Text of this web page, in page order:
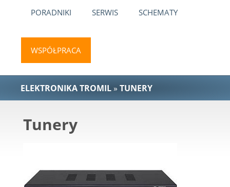
PORADNIKI SERWIS SCHEMATY
WSPÓŁPRACA
ELEKTRONIKA TROMIL» TUNERY
Tunery